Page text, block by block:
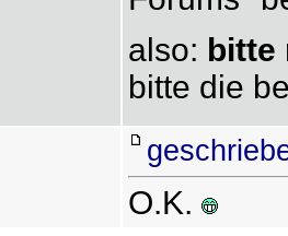
also: bitte
bitte die
O.K.